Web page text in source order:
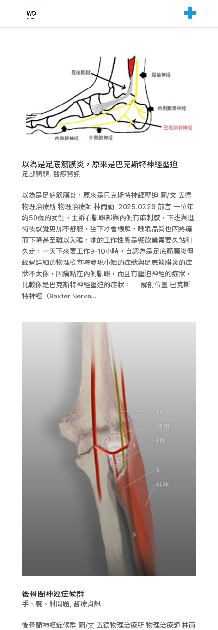
以為是足底筋膜炎，原來是巴克斯特神經壓迫
足部問題, 醫療資訊
以為是足底筋膜炎，原來是巴克斯特神經壓迫 圖/文 五德
物理治療所 物理治療師 林雨勤 2025.07.29 前言 一位年
約50歲的女性，主訴右腳跟部與內側有麻刺感，下班與逛
街後感覺更加不舒服，坐下才會緩解，睡眠品質也因疼痛
而下降甚至難以入睡，她的工作性質是餐飲業需要久站和
久走，一天下來要工作9-10小時，自認為是足底筋膜炎但
經過詳細的物理檢查時發現小姐的症狀與足底筋膜炎的症
狀不太像，因痛點在內側腳跟，而且有壓迫神經的症狀，
比較像是巴克斯特神經壓迫的症狀。 解剖位置 巴克斯
特神經（Baxter Nerve...
後骨間神經症候群
手、腕、肘問題, 醫療資訊
後骨間神經症候群 圖/文 五德物理治療所 物理治療師 林雨